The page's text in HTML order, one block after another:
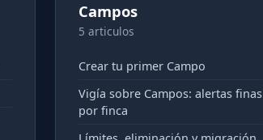
Campos
5 articulos
Crear tu primer Campo
Vigía sobre Campos: alertas finas
por finca